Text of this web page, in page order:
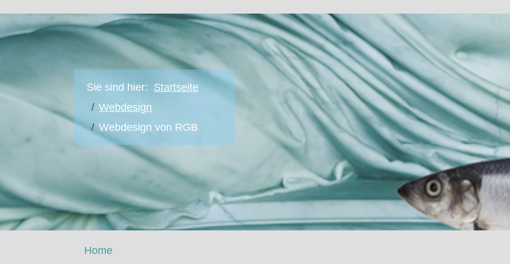
Sie sind hier: Startseite
Webdesign
Webdesign von RGB
Home